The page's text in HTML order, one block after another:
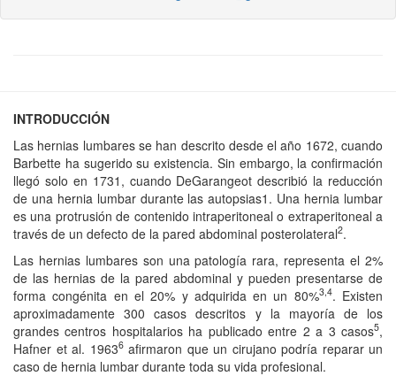
INTRODUCCIÓN
Las hernias lumbares se han descrito desde el año 1672, cuando
Barbette ha sugerido su existencia. Sin embargo, la confirmación
llegó solo en 1731, cuando DeGarangeot describió la reducción
de una hernia lumbar durante las autopsias1. Una hernia lumbar
es una protrusión de contenido intraperitoneal o extraperitoneal a
través de un defecto de la pared abdominal posterolateral2.
Las hernias lumbares son una patología rara, representa el 2%
de las hernias de la pared abdominal y pueden presentarse de
forma congénita en el 20% y adquirida en un 80%3,4. Existen
aproximadamente 300 casos descritos y la mayoría de los
grandes centros hospitalarios ha publicado entre 2 a 3 casos5,
Hafner et al. 19636afirmaron que un cirujano podría reparar un
caso de hernia lumbar durante toda su vida profesional.